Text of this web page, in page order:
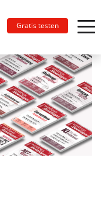
Gratis testen